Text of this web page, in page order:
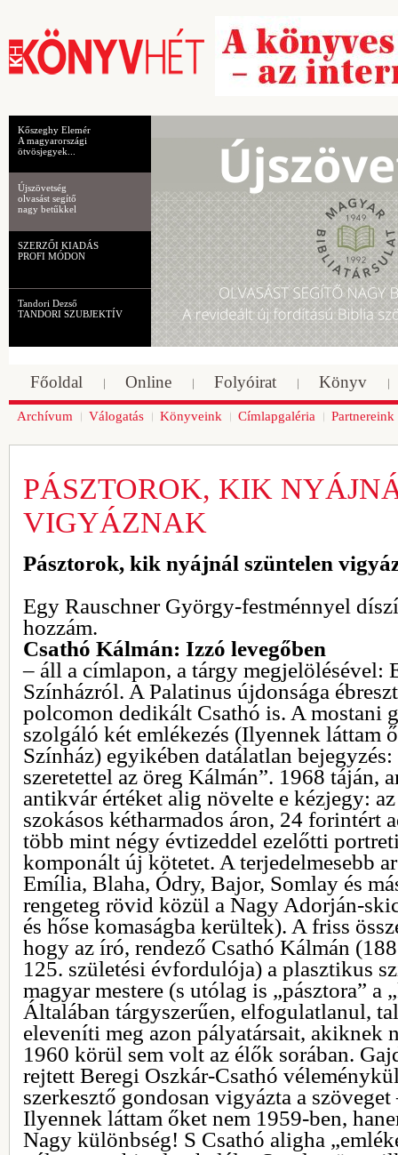
Kőszeghy Elemér
A magyarországi
ötvösjegyek...
Újszövetség
olvasást segítő
nagy betűkkel
SZERZŐI KIADÁS
PROFI MÓDON
Tandori Dezső
TANDORI SZUBJEKTÍV
Főoldal Online Folyóirat Könyv
Archívum Válogatás Könyveink Címlapgaléria Partnereink
PÁSZTOROK, KIK
VIGYÁZNAK
Pásztorok, kik nyájnál szüntelen
Egy Rauschner György-festménnyel
hozzám.
Csathó Kálmán: Izzó levegőben
– áll a címlapon, a tárgy megjelölésével:
Színházról. A Palatinus újdonsága
polcomon dedikált Csathó is. A mostani
szolgáló két emlékezés (Ilyennek láttam
Színház) egyikében datálatlan
szeretettel az öreg Kálmán”. 1968 táján,
antikvár értéket alig növelte e kézjegy:
szokásos kétharmados áron, 24 forintért
több mint négy évtizeddel ezelőtti
komponált új kötetet. A terjedelmesebb
Emília, Blaha, Ódry, Bajor, Somlay és
rengeteg rövid közül a Nagy Adorján-
és hőse komaságba kerültek). A friss
hogy az író, rendező Csathó Kálmán
125. születési évfordulója) a plasztikus
magyar mestere (s utólag is „pásztora” a
Általában tárgyszerűen, elfogulatlanul,
eleveníti meg azon pályatársait, akiknek
1960 körül sem volt az élők sorában.
rejtett Beregi Oszkár-Csathó
szerkesztő gondosan vigyázta a
Ilyennek láttam őket nem 1959-ben,
Nagy különbség! S Csathó aligha